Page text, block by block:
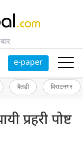
e-paper
बैतडी विराटनगर
प्रहरी पोष्ट